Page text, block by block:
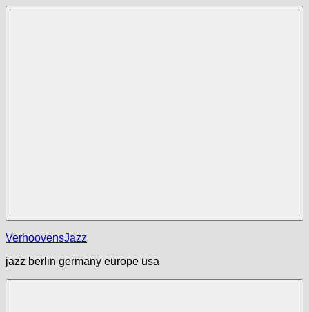
Zum
VerhoovensJazz
jazz berlin germany europe usa